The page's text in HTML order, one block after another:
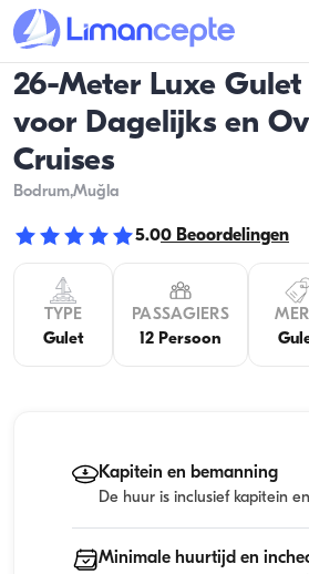
26-Meter Luxe
voor Dagelijks en
Cruises
Bodrum,Muğla
5.00 Beoordelingen
TYPE
Gulet
PASSAGIERS
12 Persoon
Kapitein en bemanning
De huur is inclusief kapitein
Minimale huurtijd en